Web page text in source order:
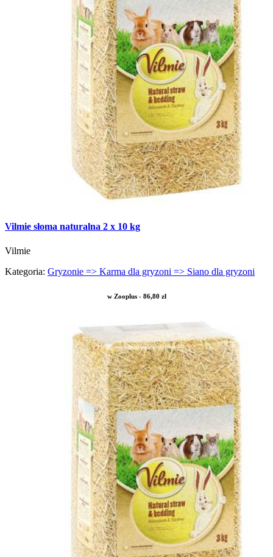
Vilmie słoma naturalna 2 x 10 kg
Vilmie
Kategoria: Gryzonie => Karma dla gryzoni => Siano dla gryzoni
w Zooplus - 86,80 zł